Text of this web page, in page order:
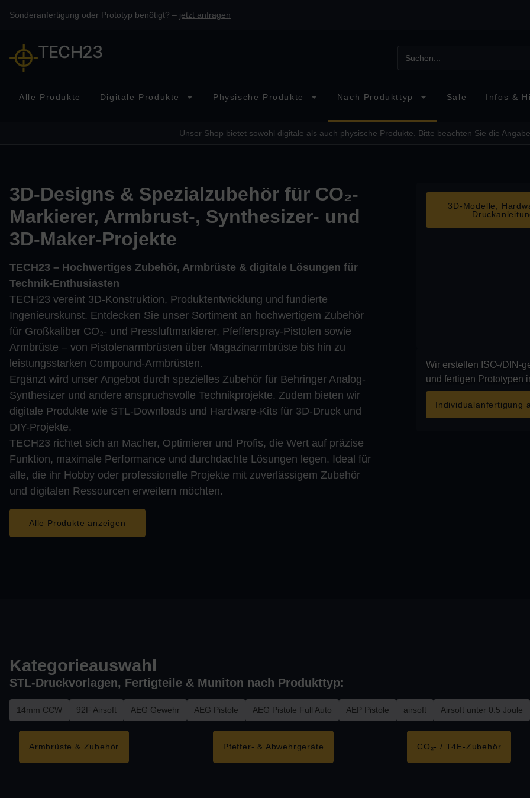
Sonderanfertigung oder Prototyp benötigt? – jetzt anfragen
TECH23
Alle Produkte Digitale Produkte Physische Produkte Nach Produkttyp Sale Infos &
Unser Shop bietet sowohl digitale als auch physische Produkte. Bitte beachten Sie die
3D-Designs & Spezialzubehör für CO₂-
Markierer, Armbrust-, Synthesizer- und
3D-Maker-Projekte
TECH23 – Hochwertiges Zubehör, Armbrüste & digitale Lösungen für
Technik-Enthusiasten
TECH23 vereint 3D-Konstruktion, Produktentwicklung und fundierte
Ingenieurskunst. Entdecken Sie unser Sortiment an hochwertigem Zubehör
für Großkaliber CO₂- und Pressluftmarkierer, Pfefferspray-Pistolen sowie
Armbrüste – von Pistolenarmbrüsten über Magazinarmbrüste bis hin zu
leistungsstarken Compound-Armbrüsten.
Ergänzt wird unser Angebot durch spezielles Zubehör für Behringer Analog-
Synthesizer und andere anspruchsvolle Technikprojekte. Zudem bieten wir
digitale Produkte wie STL-Downloads und Hardware-Kits für 3D-Druck und
DIY-Projekte.
TECH23 richtet sich an Macher, Optimierer und Profis, die Wert auf präzise
Funktion, maximale Performance und durchdachte Lösungen legen. Ideal für
alle, die ihr Hobby oder professionelle Projekte mit zuverlässigem Zubehör
und digitalen Ressourcen erweitern möchten.
Alle Produkte anzeigen
3D-Modelle,
Wir erstellen ISO-/DIN-
und fertigen Prototypen
Individualanfertigung
Kategorieauswahl
STL-Druckvorlagen, Fertigteile & Muniton nach Produkttyp:
14mm CCW 92F Airsoft AEG Gewehr AEG Pistole AEG Pistole Full Auto AEP Pistole airsoft Airsoft unter 0.5 Joule
Armbrüste & Zubehör Pfeffer- & Abwehrgeräte CO₂- / T4E-Zubehör